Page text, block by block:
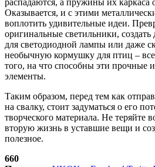
распадаются, а пружины их каркаса
Оказывается, и с этими
воплотить удивительные идеи.
оригинальные светильники,
для светодиодной лампы или даже
необычную кормушку для птиц – все
того, на что способны эти прочные
элементы.
Таким образом, перед тем как
на свалку, стоит задуматься о его
творческого материала. Не теряйте
вторую жизнь в уставшие вещи и
полезное.
660